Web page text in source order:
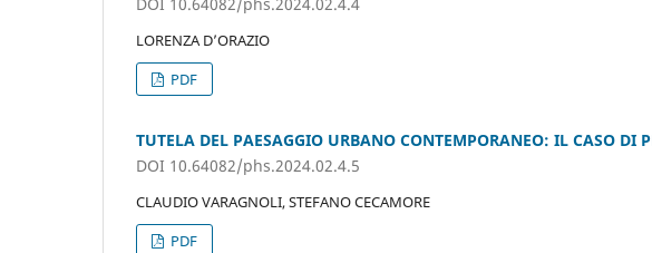
LORENZA D’ORAZIO
PDF
TUTELA DEL PAESAGGIO URBANO CONTEMPORANEO: IL CASO DI
DOI 10.64082/phs.2024.02.4.5
CLAUDIO VARAGNOLI, STEFANO CECAMORE
PDF